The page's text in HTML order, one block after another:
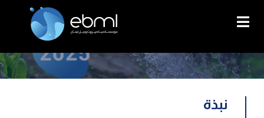
نبذة